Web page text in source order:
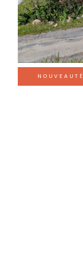
NOUVEAUTÉ